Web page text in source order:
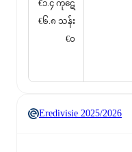
€၁.၄ ကုဋေ
€၆.၈ သန်း
€၀
Eredivisie 2025/2026